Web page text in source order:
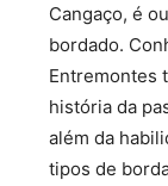
Cangaço, é
bordado.
Entremontes
história da
além da
tipos de